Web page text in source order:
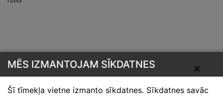
Skārdnieks M
✕
MĒS IZMANTOJAM SĪKDATNES
Šī tīmekļa vietne izmanto sīkdatnes. Sīkdatnes savāc